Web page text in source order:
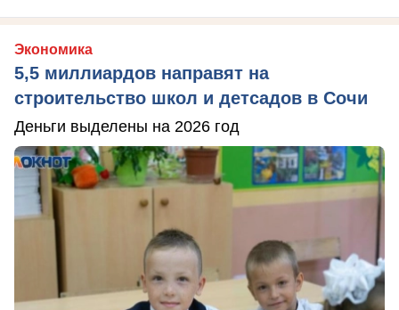
Экономика
5,5 миллиардов направят на
строительство школ и детсадов в Сочи
Деньги выделены на 2026 год